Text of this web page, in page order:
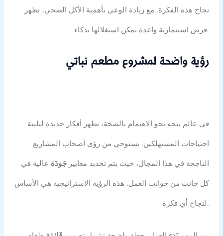
نجاح هذه الفكرة. مع زيادة الوعي بأهمية الأكل الصحي، تظهر
فرص استثمارية واعدة يمكن استغلالها بذكاء.
رؤية واضحة لمشروع مطعم نباتي
في عالم يتجه نحو الاهتمام بالصحة، تظهر أفكار جديدة لتلبية
احتياجات المستهلكين. نستوحي من رؤى أصحاب المشاريع
الناجحة في هذا المجال، حيث يتم تحديد معايير جَودَة عالية في
كل جانب من جوانب العمل. هذه الرؤية الاستراتيجية هي الأساس
لنجاح أي فكرة.